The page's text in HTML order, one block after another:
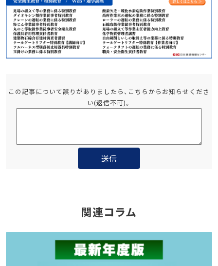
この記事について誤りがありましたら、こちらからお知らせくださ
い(返信不可)。
関連コラム